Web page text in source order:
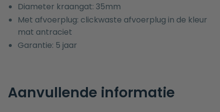
Diameter kraangat: 35mm
Met afvoerplug: clickwaste afvoerplug in de kleur
mat antraciet
Garantie: 5 jaar
Aanvullende informatie